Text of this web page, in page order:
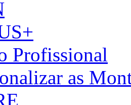
Profissional
as